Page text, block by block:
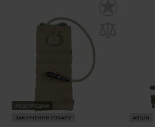
РОЗПРОДАЖ
ЗАКІНЧЕННЯ ТОВАРУ
АКЦІЯ